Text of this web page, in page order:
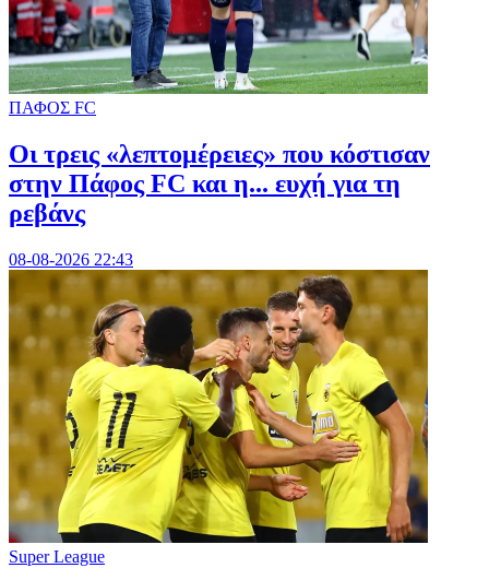
ΠΑΦΟΣ FC
Οι τρεις «λεπτομέρειες» που κόστισαν
στην Πάφος FC και η... ευχή για τη
ρεβάνς
08-08-2026 22:43
Super League